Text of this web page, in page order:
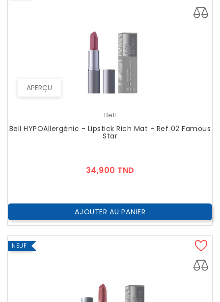
APERÇU
Bell
Bell HYPOAllergénic - Lipstick Rich Mat - Ref 02 Famous
Star
34,900 TND
AJOUTER AU PANIER
NEUF